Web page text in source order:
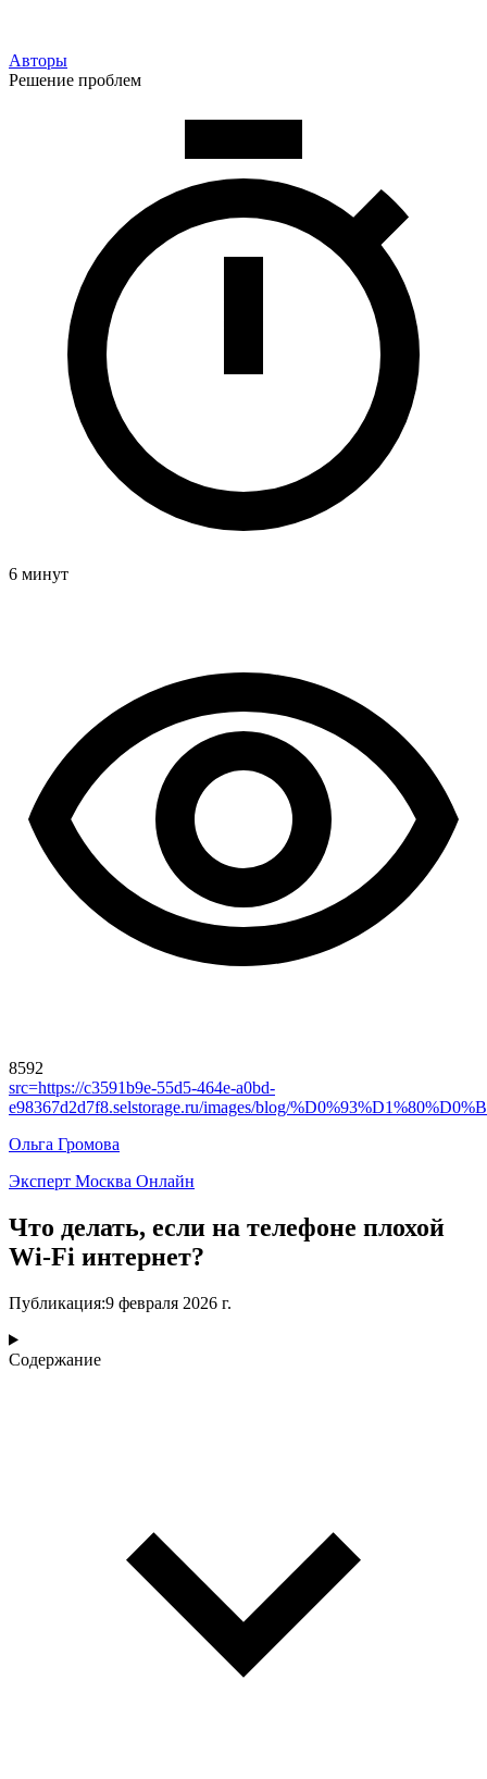
Авторы
Решение проблем
6 минут
8592
src=https://c3591b9e-55d5-464e-a0bd-
e98367d2d7f8.selstorage.ru/images/blog/
Ольга Громова
Эксперт Москва Онлайн
Что делать, если на телефоне плохой
Wi-Fi интернет?
Публикация:9 февраля 2026 г.
Содержание